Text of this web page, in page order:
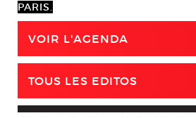
PARIS.
VOIR L'AGENDA
TOUS LES EDITOS